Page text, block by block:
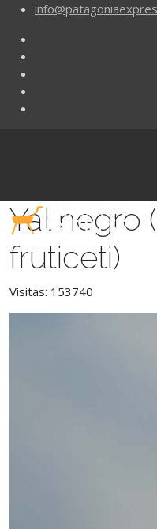
Yal negro
fruticeti)
Visitas: 153740